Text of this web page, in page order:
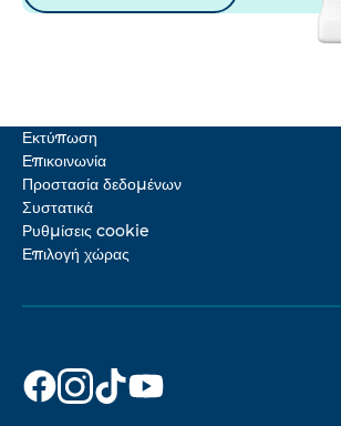
Εκτύπωση
Επικοινωνία
Προστασία δεδομένων
Συστατικά
Ρυθμίσεις cookie
Επιλογή χώρας
Dr. Beckmann
στο
Dr. Beckmann
στο
Dr. Beckmann
στο